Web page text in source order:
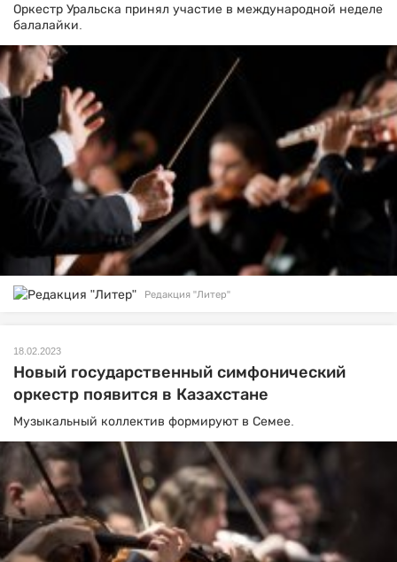
Оркестр Уральска принял участие в международной неделе
балалайки.
Редакция "Литер"
18.02.2023
Новый государственный симфонический
оркестр появится в Казахстане
Музыкальный коллектив формируют в Семее.